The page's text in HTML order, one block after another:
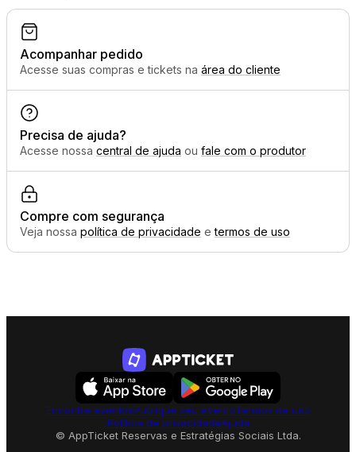
Acompanhar pedido
Acesse suas compras e tickets na área do cliente
Precisa de ajuda?
Acesse nossa central de ajuda ou fale com o produtor
Compre com segurança
Veja nossa política de privacidade etermos de uso
© AppTicket Reservas e Estratégias Sociais Ltda.
Encontre eventosPublique seu eventoTermos de uso
Política de privacidadeAjuda